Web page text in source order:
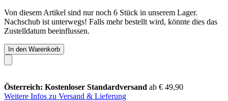
Von diesem Artikel sind nur noch 6 Stück in unserem Lager.
Nachschub ist unterwegs! Falls mehr bestellt wird, könnte dies das
Zustelldatum beeinflussen.
In den Warenkorb
Österreich: Kostenloser Standardversand ab € 49,90
Weitere Infos zu Versand & Lieferung